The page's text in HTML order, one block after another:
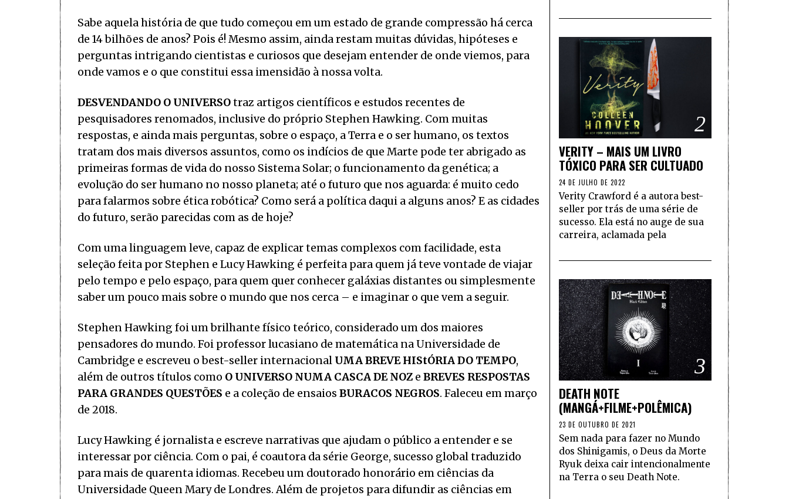
Sabe aquela história de que tudo começou em um estado de grande compressão há cerca
de 14 bilhões de anos? Pois é! Mesmo assim, ainda restam muitas dúvidas, hipóteses e
perguntas intrigando cientistas e curiosos que desejam entender de onde viemos, para
onde vamos e o que constitui essa imensidão à nossa volta.
DESVENDANDO O UNIVERSOtraz artigos científicos e estudos recentes de
pesquisadores renomados, inclusive do próprio Stephen Hawking. Com muitas
respostas, e ainda mais perguntas, sobre o espaço, a Terra e o ser humano, os textos
tratam dos mais diversos assuntos, como os indícios de que Marte pode ter abrigado as
primeiras formas de vida do nosso Sistema Solar; o funcionamento da genética; a
evolução do ser humano no nosso planeta; até o futuro que nos aguarda: é muito cedo
para falarmos sobre ética robótica? Como será a política daqui a alguns anos? E as cidades
do futuro, serão parecidas com as de hoje?
Com uma linguagem leve, capaz de explicar temas complexos com facilidade, esta
seleção feita por Stephen e Lucy Hawking é perfeita para quem já teve vontade de viajar
pelo tempo e pelo espaço, para quem quer conhecer galáxias distantes ou simplesmente
saber um pouco mais sobre o mundo que nos cerca – e imaginar o que vem a seguir.
Stephen Hawking foi um brilhante físico teórico, considerado um dos maiores
pensadores do mundo. Foi professor lucasiano de matemática na Universidade de
Cambridge e escreveu o best-seller internacional UMA BREVE HIStÓRIA DO TEMPO,
além de outros títulos como O UNIVERSO NUMA CASCA DE NOZ e BREVES RESPOSTAS
PARA GRANDES QUESTÕES e a coleção de ensaios BURACOS NEGROS. Faleceu em março
de 2018.
Lucy Hawking é jornalista e escreve narrativas que ajudam o público a entender e se
interessar por ciência. Com o pai, é coautora da série George, sucesso global traduzido
para mais de quarenta idiomas. Recebeu um doutorado honorário em ciências da
Universidade Queen Mary de Londres. Além de projetos para difundir as ciências em
2
VERITY – MAIS UM LIVRO
TÓXICO PARA SER CULTUADO
24 DE JULHO DE 2022
Verity Crawford é a autora best-
seller por trás de uma série de
sucesso. Ela está no auge de sua
carreira, aclamada pela
3
DEATH NOTE
(MANGÁ+FILME+POLÊMICA)
23 DE OUTUBRO DE 2021
Sem nada para fazer no Mundo
dos Shinigamis, o Deus da Morte
Ryuk deixa cair intencionalmente
na Terra o seu Death Note.